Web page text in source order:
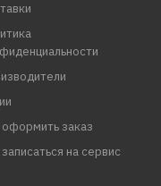
оформить заказ
на сервис